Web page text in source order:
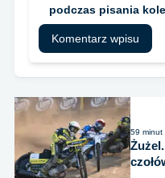
podczas pisania
59 minut